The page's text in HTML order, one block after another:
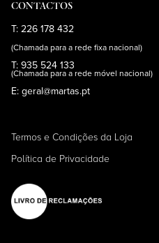
CONTACTOS
T: 226 178 432
(Chamada para a rede fixa nacional)
T: 935 524 133
(Chamada para a rede móvel nacional)
E: geral@martas.pt
Termos e Condições da Loja
Política de Privacidade